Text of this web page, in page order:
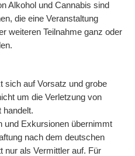
Alkohol und Cannabis sind
die eine Veranstaltung
weiteren Teilnahme ganz oder
sich auf Vorsatz und grobe
um die Verletzung von
handelt.
und Exkursionen übernimmt
nach dem deutschen
nur als Vermittler auf. Für